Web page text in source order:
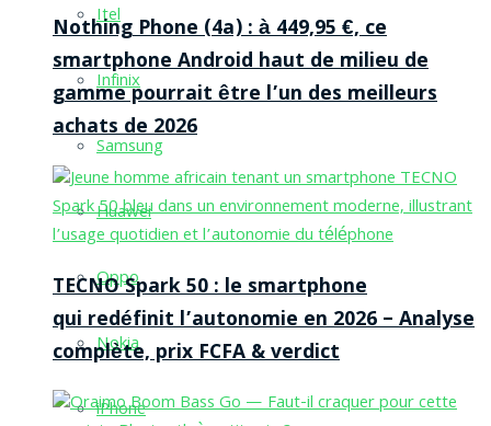
Itel
Infinix
Samsung
Huawei
Oppo
Nokia
iPhone
Nothing Phone (4a) : à 449,95 €, ce
smartphone Android haut de milieu de
gamme pourrait être l’un des meilleurs
achats de 2026
TECNO Spark 50 : le smartphone
qui redéfinit l’autonomie en 2026 – Analyse
complète, prix FCFA & verdict